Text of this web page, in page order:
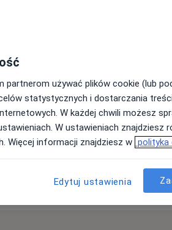
online nie jest dostępne
Pokaż profil
partnerom używać plików cookie (lub
statystycznych i dostarczania
W każdej chwili możesz
W ustawieniach znajdziesz
Więcej informacji znajdziesz w polityka
Edytuj ustawienia